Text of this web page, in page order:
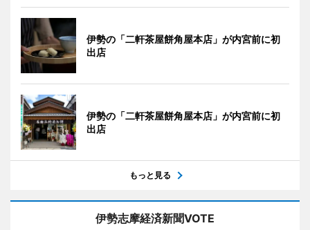
伊勢の「二軒茶屋餅角屋本店」が内宮前に初
出店
伊勢の「二軒茶屋餅角屋本店」が内宮前に初
出店
もっと見る
伊勢志摩経済新聞VOTE